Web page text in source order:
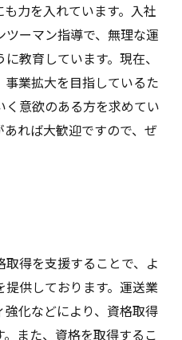
力を入れています。入社
ーマン指導で、無理な運
教育しています。現在、
業拡大を目指しているた
意欲のある方を求めてい
れば大歓迎ですので、ぜ
得を支援することで、よ
供しております。運送業
化などにより、資格取得
また、資格を取得するこ